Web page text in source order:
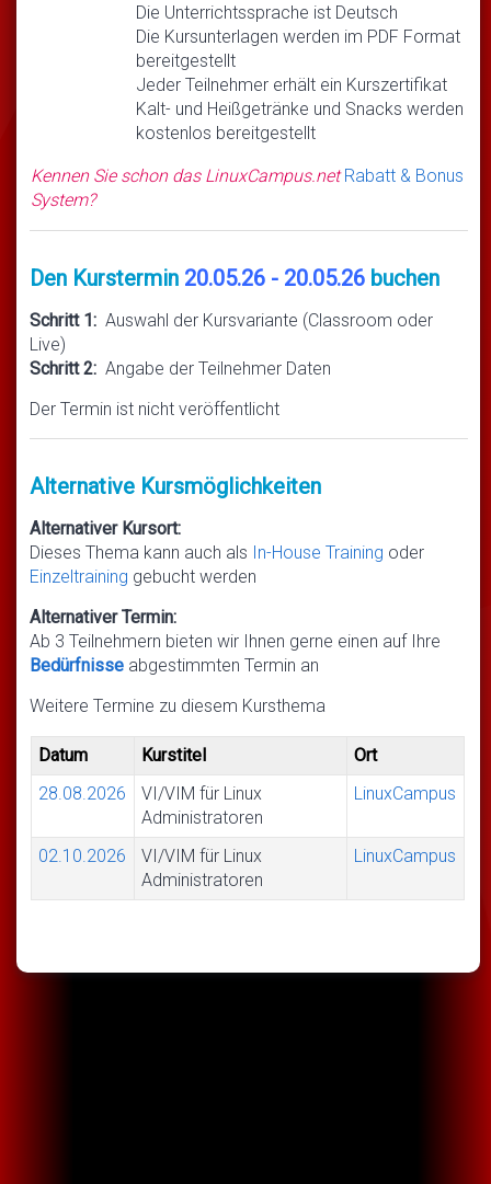
Die Unterrichtssprache ist Deutsch
Die Kursunterlagen werden im PDF Format
bereitgestellt
Jeder Teilnehmer erhält ein Kurszertifikat
Kalt- und Heißgetränke und Snacks werden
kostenlos bereitgestellt
Kennen Sie schon das LinuxCampus.netRabatt & Bonus
System?
Den Kurstermin 20.05.26 - 20.05.26 buchen
Schritt 1: Auswahl der Kursvariante (Classroom oder
Live)
Schritt 2: Angabe der Teilnehmer Daten
Der Termin ist nicht veröffentlicht
Alternative Kursmöglichkeiten
Alternativer Kursort:
Dieses Thema kann auch als In-House Training oder
Einzeltraining gebucht werden
Alternativer Termin:
Ab 3 Teilnehmern bieten wir Ihnen gerne einen auf Ihre
Bedürfnisse abgestimmten Termin an
Weitere Termine zu diesem Kursthema
Datum Kurstitel
Ort
28.08.2026
VI/VIM für Linux
Administratoren
LinuxCampus
02.10.2026
VI/VIM für Linux
Administratoren
LinuxCampus